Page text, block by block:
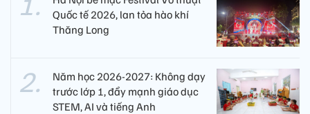
Quốc tế 2026, lan tỏa hào khí
Thăng Long
Năm học 2026-2027: Không dạy
trước lớp 1, đẩy mạnh giáo dục
STEM, AI và tiếng Anh